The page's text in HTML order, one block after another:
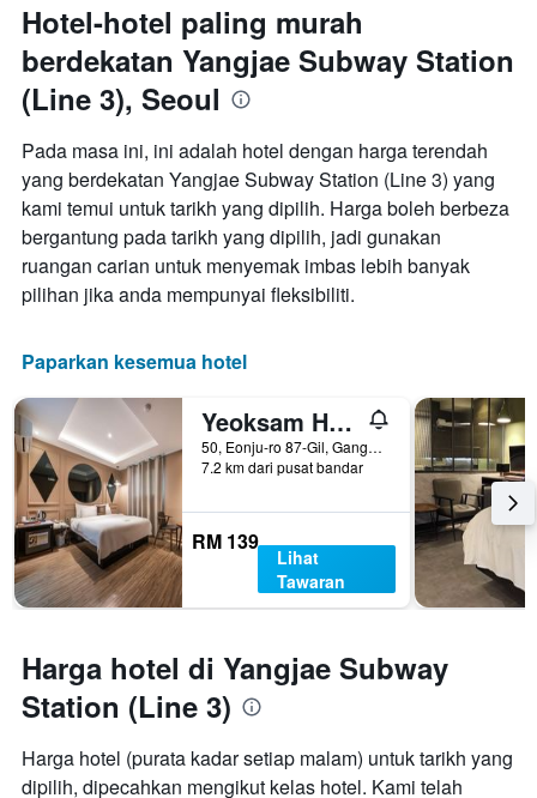
Hotel-hotel paling murah
berdekatan Yangjae Subway Station
(Line 3), Seoul
Pada masa ini, ini adalah hotel dengan harga terendah
yang berdekatan Yangjae Subway Station (Line 3) yang
kami temui untuk tarikh yang dipilih. Harga boleh berbeza
bergantung pada tarikh yang dipilih, jadi gunakan
ruangan carian untuk menyemak imbas lebih banyak
pilihan jika anda mempunyai fleksibiliti.
Paparkan kesemua hotel
Yeoksam Hotel Lin
50, Eonju-ro 87-Gil, Gangnam-gu, Seoul, Korea Selatan
7.2 km dari pusat bandar
RM 139
Lihat
Tawaran
Harga hotel di Yangjae Subway
Station (Line 3)
Harga hotel (purata kadar setiap malam) untuk tarikh yang
dipilih, dipecahkan mengikut kelas hotel. Kami telah